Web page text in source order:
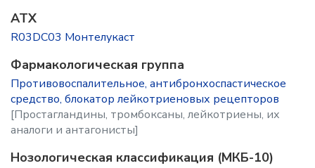
ATX
R03DC03 Монтелукаст
Фармакологическая группа
Противовоспалительное, антибронхоспастическое
средство, блокатор лейкотриеновых рецепторов
[Простагландины, тромбоксаны, лейкотриены, их
аналоги и антагонисты]
Нозологическая классификация (МКБ-10)